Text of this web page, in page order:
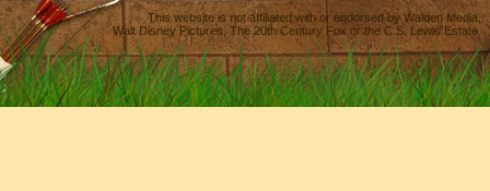
This website is not affiliated with or endorsed byWalden Media
Walt Disney Pictures,The 20th Century Fox or the C.S. Lewis Estate.